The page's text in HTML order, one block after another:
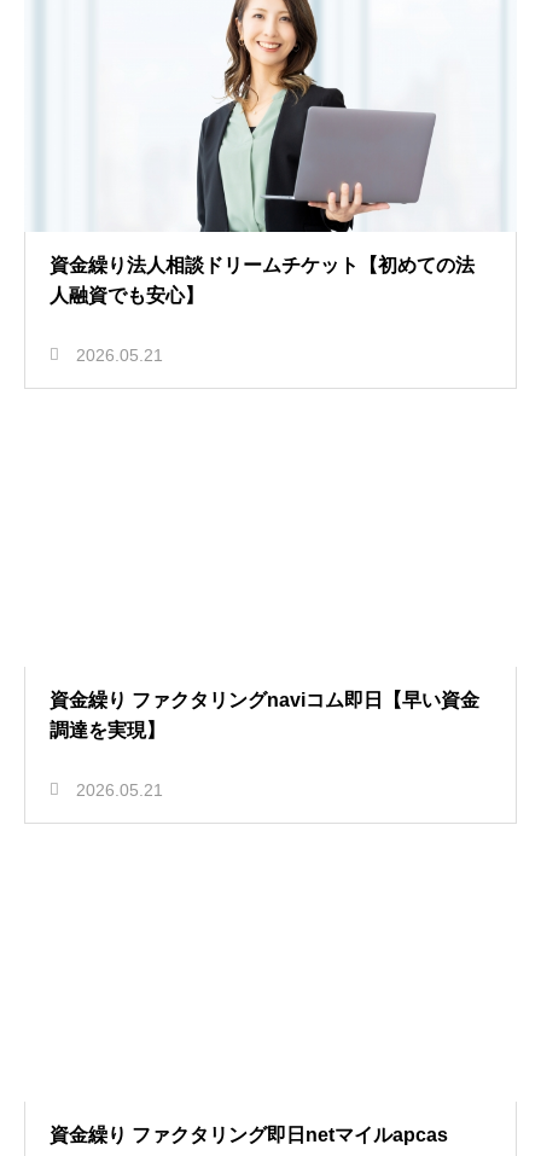
資金繰り法人相談ドリームチケット【初めての法
人融資でも安心】
2026.05.21
資金繰り ファクタリングnaviコム即日【早い資金
調達を実現】
2026.05.21
資金繰り ファクタリング即日netマイルapcas